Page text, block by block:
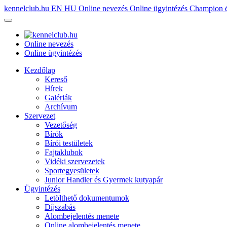
kennelclub.hu EN HU Online nevezés Online ügyintézés Champion
Online nevezés
Online ügyintézés
Kezdőlap
Kereső
Hírek
Galériák
Archívum
Szervezet
Vezetőség
Bírók
Bírói testületek
Fajtaklubok
Vidéki szervezetek
Sportegyesületek
Junior Handler és Gyermek kutyapár
Ügyintézés
Letölthető dokumentumok
Díjszabás
Alombejelentés menete
Online alombejelentés menete